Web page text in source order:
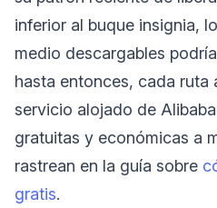
inferior al buque insignia,
medio descargables
hasta entonces, cada ruta
servicio alojado de
gratuitas y económicas a
rastrean en la guía sobre
gratis.